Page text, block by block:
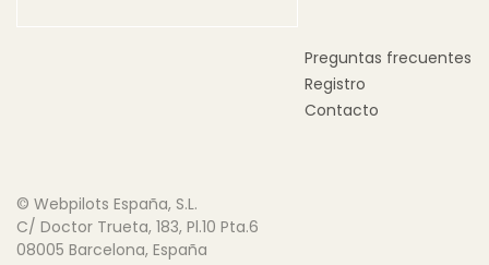
Preguntas frecuentes
Registro
Contacto
© Webpilots España, S.L.
C/ Doctor Trueta, 183, Pl.10 Pta.6
08005 Barcelona, España